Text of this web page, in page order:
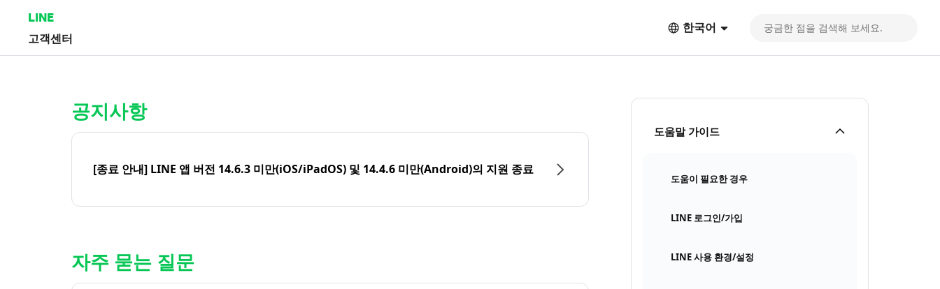
LINE
고객센터
한국어
도움말 가이드
도움이 필요한 경우
LINE 로그인/가입
LINE 사용 환경/설정
공지사항
[종료 안내] LINE 앱 버전 14.6.3 미만(iOS/iPadOS) 및 14.4.6 미만(Android)의 지원 종료
자주 묻는 질문